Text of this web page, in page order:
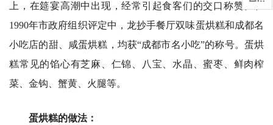
上，在筵宴高潮中出现，经常引起食客们的交口称赞。在
1990年市政府组织评定中，龙抄手餐厅双味蛋烘糕和成都名
小吃店的甜、咸蛋烘糕，均获“成都市名小吃”的称号。蛋烘
糕常见的馅心有芝麻、仁锦、八宝、水晶、蜜枣、鲜肉榨
菜、金钩、蟹黄、火腿等。
蛋烘糕的做法：